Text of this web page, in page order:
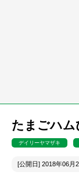
たまごハ
デイリーヤマザキ
[公開日] 2018年06